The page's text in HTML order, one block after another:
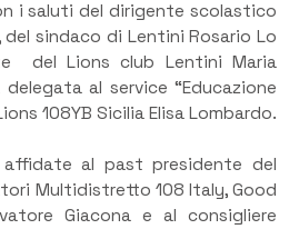
i saluti del dirigente scolastico
del sindaco di Lentini Rosario Lo
del Lions club Lentini Maria
delegata al service “Educazione
108YB Sicilia Elisa Lombardo.
affidate al past presidente del
Multidistretto 108 Italy, Good
Giacona e al consigliere